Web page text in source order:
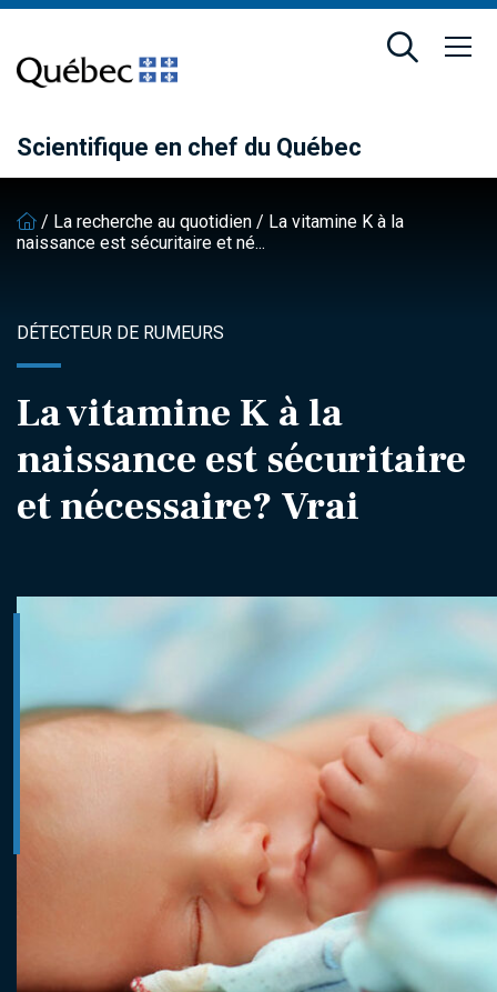
contenu
principal
pied
de
Scientifique en chef du Québec
/ La recherche au quotidien / La vitamine K à la
naissance est sécuritaire et né...
DÉTECTEUR DE RUMEURS
La vitamine K à la
naissance est sécuritaire
et nécessaire? Vrai